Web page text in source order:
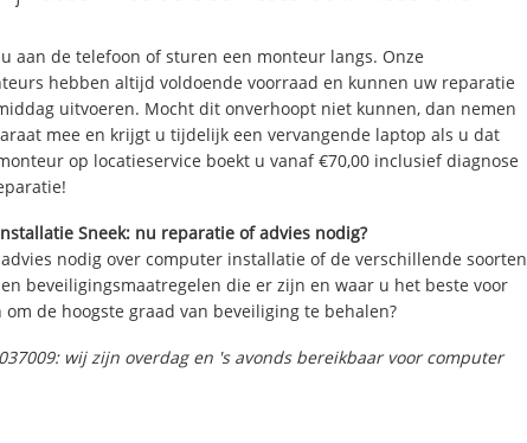
aan de telefoon of sturen een monteur langs. Onze
hebben altijd voldoende voorraad en kunnen uw reparatie
uitvoeren. Mocht dit onverhoopt niet kunnen, dan nemen
mee en krijgt u tijdelijk een vervangende laptop als u dat
op locatieservice boekt u vanaf €70,00 inclusief diagnose
Sneek: nu reparatie of advies nodig?
nodig over computer installatie of de verschillende soorten
beveiligingsmaatregelen die er zijn en waar u het beste voor
om de hoogste graad van beveiliging te behalen?
wij zijn overdag en 's avonds bereikbaar voor computer